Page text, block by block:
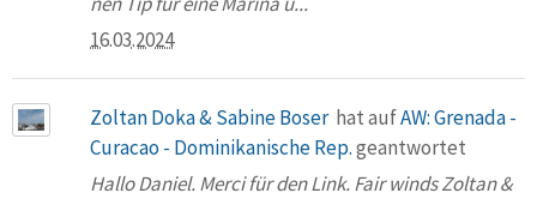
16.03.2024
Zoltan Doka & Sabine Boser hat aufAW: Grenada -
Curacao - Dominikanische Rep.geantwortet
Hallo Daniel. Merci für den Link. Fair winds Zoltan &